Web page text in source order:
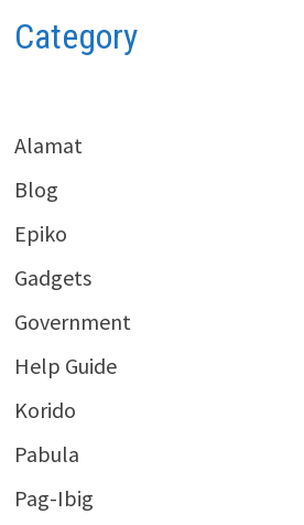
Category
Alamat
Blog
Epiko
Gadgets
Government
Help Guide
Korido
Pabula
Pag-Ibig